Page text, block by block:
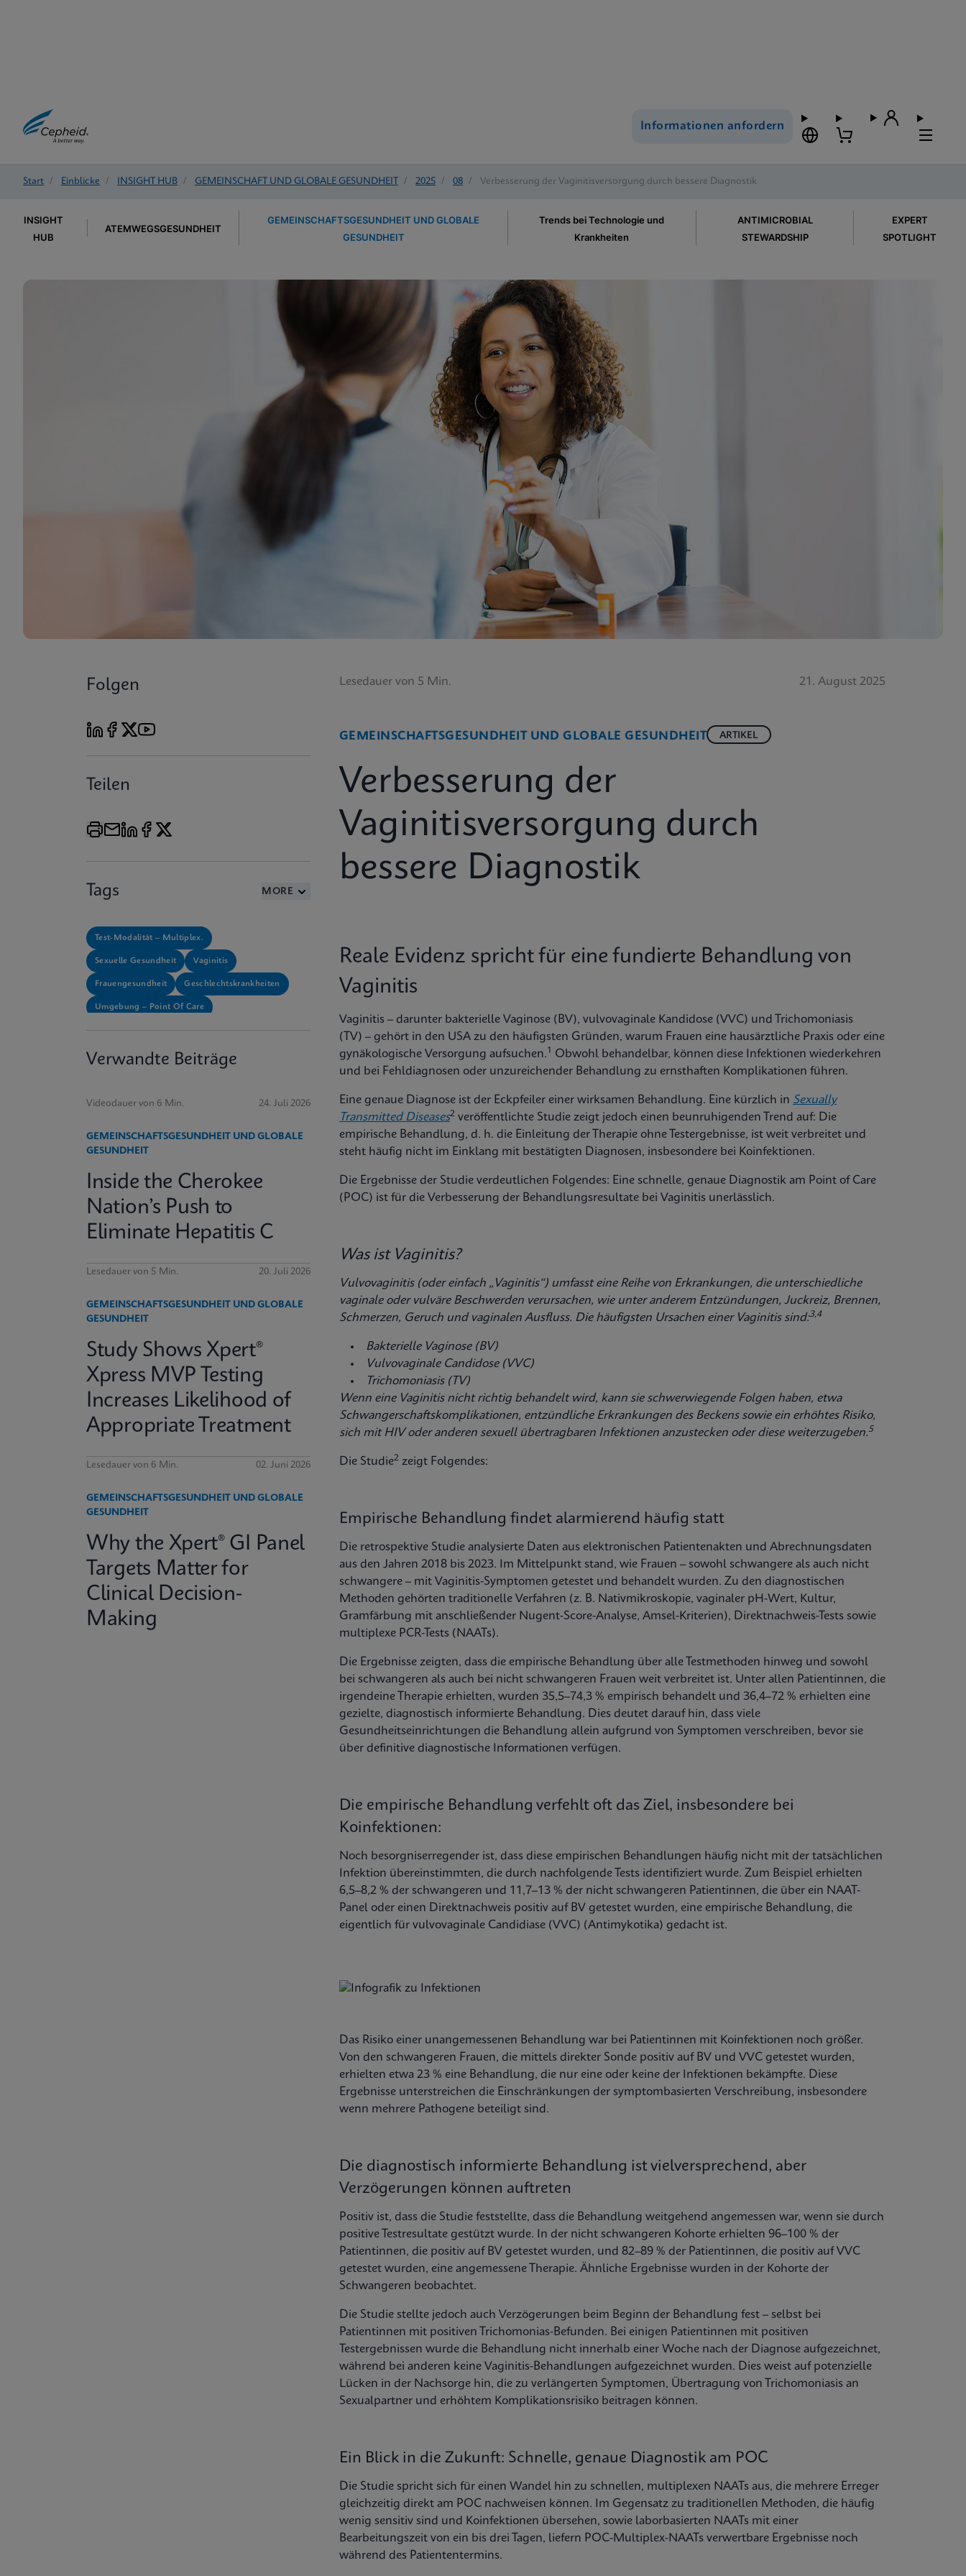
Informationen anfordern
Start / Einblicke / INSIGHT HUB / GEMEINSCHAFT UND GLOBALE GESUNDHEIT / 2025 / 08 / Verbesserung der Vaginitisversorgung durch bessere Diagnostik
INSIGHT
HUB
ATEMWEGSGESUNDHEIT
GEMEINSCHAFTSGESUNDHEIT UND GLOBALE
GESUNDHEIT
Trends bei Technologie und
Krankheiten
ANTIMICROBIAL
STEWARDSHIP
EXPERT
SPOTLIGHT
Folgen
Teilen
Tags MORE
Test-Modalität – Multiplex.
Sexuelle Gesundheit Vaginitis
Frauengesundheit Geschlechtskrankheiten
Umgebung – Point Of Care
Region – Nord-, Mittel- und Südamerika
Verwandte Beiträge
Videodauer von 6 Min. 24. Juli 2026
GEMEINSCHAFTSGESUNDHEIT UND GLOBALE
GESUNDHEIT
Inside the Cherokee
Nation’s Push to
Eliminate Hepatitis C
Lesedauer von 5 Min. 20. Juli 2026
GEMEINSCHAFTSGESUNDHEIT UND GLOBALE
GESUNDHEIT
Study Shows Xpert®
Xpress MVP Testing
Increases Likelihood of
Appropriate Treatment
Lesedauer von 6 Min. 02. Juni 2026
GEMEINSCHAFTSGESUNDHEIT UND GLOBALE
GESUNDHEIT
Why the Xpert® GI Panel
Targets Matter for
Clinical Decision-
Making
Lesedauer von 5 Min. 21. August 2025
GEMEINSCHAFTSGESUNDHEIT UND GLOBALE GESUNDHEIT ARTIKEL
Verbesserung der
Vaginitisversorgung durch
bessere Diagnostik
Reale Evidenz spricht für eine fundierte Behandlung von
Vaginitis
Vaginitis – darunter bakterielle Vaginose (BV), vulvovaginale Kandidose (VVC) und Trichomoniasis
(TV) – gehört in den USA zu den häufigsten Gründen, warum Frauen eine hausärztliche Praxis oder eine
gynäkologische Versorgung aufsuchen.1
Obwohl behandelbar, können diese Infektionen wiederkehren
und bei Fehldiagnosen oder unzureichender Behandlung zu ernsthaften Komplikationen führen.
Eine genaue Diagnose ist der Eckpfeiler einer wirksamen Behandlung. Eine kürzlich in Sexually
Transmitted Diseases2 veröffentlichte Studie zeigt jedoch einen beunruhigenden Trend auf: Die
empirische Behandlung, d. h. die Einleitung der Therapie ohne Testergebnisse, ist weit verbreitet und
steht häufig nicht im Einklang mit bestätigten Diagnosen, insbesondere bei Koinfektionen.
Die Ergebnisse der Studie verdeutlichen Folgendes: Eine schnelle, genaue Diagnostik am Point of Care
(POC) ist für die Verbesserung der Behandlungsresultate bei Vaginitis unerlässlich.
Was ist Vaginitis?
Vulvovaginitis (oder einfach „Vaginitis“) umfasst eine Reihe von Erkrankungen, die unterschiedliche
vaginale oder vulväre Beschwerden verursachen, wie unter anderem Entzündungen, Juckreiz, Brennen,
Schmerzen, Geruch und vaginalen Ausfluss. Die häufigsten Ursachen einer Vaginitis sind:3,4
Bakterielle Vaginose (BV)
Vulvovaginale Candidose (VVC)
Trichomoniasis (TV)
Wenn eine Vaginitis nicht richtig behandelt wird, kann sie schwerwiegende Folgen haben, etwa
Schwangerschaftskomplikationen, entzündliche Erkrankungen des Beckens sowie ein erhöhtes Risiko,
sich mit HIV oder anderen sexuell übertragbaren Infektionen anzustecken oder diese weiterzugeben.5
Die Studie2 zeigt Folgendes:
Empirische Behandlung findet alarmierend häufig statt
Die retrospektive Studie analysierte Daten aus elektronischen Patientenakten und Abrechnungsdaten
aus den Jahren 2018 bis 2023. Im Mittelpunkt stand, wie Frauen – sowohl schwangere als auch nicht
schwangere – mit Vaginitis-Symptomen getestet und behandelt wurden. Zu den diagnostischen
Methoden gehörten traditionelle Verfahren (z. B. Nativmikroskopie, vaginaler pH-Wert, Kultur,
Gramfärbung mit anschließender Nugent-Score-Analyse, Amsel-Kriterien), Direktnachweis-Tests sowie
multiplexe PCR-Tests (NAATs).
Die Ergebnisse zeigten, dass die empirische Behandlung über alle Testmethoden hinweg und sowohl
bei schwangeren als auch bei nicht schwangeren Frauen weit verbreitet ist. Unter allen Patientinnen, die
irgendeine Therapie erhielten, wurden 35,5–74,3 % empirisch behandelt und 36,4–72 % erhielten eine
gezielte, diagnostisch informierte Behandlung. Dies deutet darauf hin, dass viele
Gesundheitseinrichtungen die Behandlung allein aufgrund von Symptomen verschreiben, bevor sie
über definitive diagnostische Informationen verfügen.
Die empirische Behandlung verfehlt oft das Ziel, insbesondere bei
Koinfektionen:
Noch besorgniserregender ist, dass diese empirischen Behandlungen häufig nicht mit der tatsächlichen
Infektion übereinstimmten, die durch nachfolgende Tests identifiziert wurde. Zum Beispiel erhielten
6,5–8,2 % der schwangeren und 11,7–13 % der nicht schwangeren Patientinnen, die über ein NAAT-
Panel oder einen Direktnachweis positiv auf BV getestet wurden, eine empirische Behandlung, die
eigentlich für vulvovaginale Candidiase (VVC) (Antimykotika) gedacht ist.
Das Risiko einer unangemessenen Behandlung war bei Patientinnen mit Koinfektionen noch größer.
Von den schwangeren Frauen, die mittels direkter Sonde positiv auf BV und VVC getestet wurden,
erhielten etwa 23 % eine Behandlung, die nur eine oder keine der Infektionen bekämpfte. Diese
Ergebnisse unterstreichen die Einschränkungen der symptombasierten Verschreibung, insbesondere
wenn mehrere Pathogene beteiligt sind.
Die diagnostisch informierte Behandlung ist vielversprechend, aber
Verzögerungen können auftreten
Positiv ist, dass die Studie feststellte, dass die Behandlung weitgehend angemessen war, wenn sie durch
positive Testresultate gestützt wurde. In der nicht schwangeren Kohorte erhielten 96–100 % der
Patientinnen, die positiv auf BV getestet wurden, und 82–89 % der Patientinnen, die positiv auf VVC
getestet wurden, eine angemessene Therapie. Ähnliche Ergebnisse wurden in der Kohorte der
Schwangeren beobachtet.
Die Studie stellte jedoch auch Verzögerungen beim Beginn der Behandlung fest – selbst bei
Patientinnen mit positiven Trichomonias-Befunden. Bei einigen Patientinnen mit positiven
Testergebnissen wurde die Behandlung nicht innerhalb einer Woche nach der Diagnose aufgezeichnet,
während bei anderen keine Vaginitis-Behandlungen aufgezeichnet wurden. Dies weist auf potenzielle
Lücken in der Nachsorge hin, die zu verlängerten Symptomen, Übertragung von Trichomoniasis an
Sexualpartner und erhöhtem Komplikationsrisiko beitragen können.
Ein Blick in die Zukunft: Schnelle, genaue Diagnostik am POC
Die Studie spricht sich für einen Wandel hin zu schnellen, multiplexen NAATs aus, die mehrere Erreger
gleichzeitig direkt am POC nachweisen können. Im Gegensatz zu traditionellen Methoden, die häufig
wenig sensitiv sind und Koinfektionen übersehen, sowie laborbasierten NAATs mit einer
Bearbeitungszeit von ein bis drei Tagen, liefern POC-Multiplex-NAATs verwertbare Ergebnisse noch
während des Patiententermins.